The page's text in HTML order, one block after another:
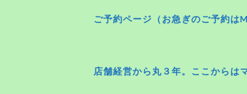
ご予約ページ（お急ぎのご予約は
店舗経営から丸３年。ここからは